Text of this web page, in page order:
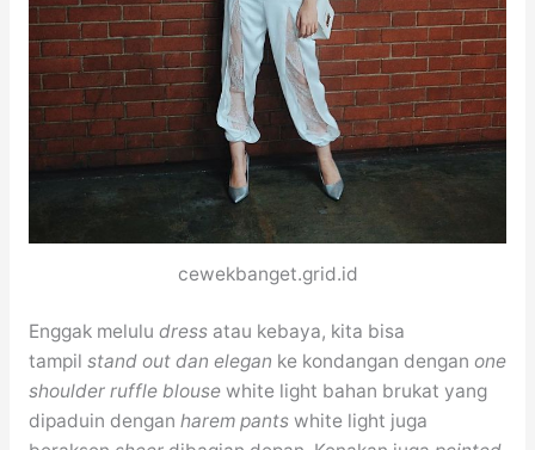
cewekbanget.grid.id
Enggak melulu dressatau kebaya, kita bisa
tampil stand out dan elegan ke kondangan dengan one
shoulder ruffle blousewhite light bahan brukat yang
dipaduin dengan harem pantswhite light juga